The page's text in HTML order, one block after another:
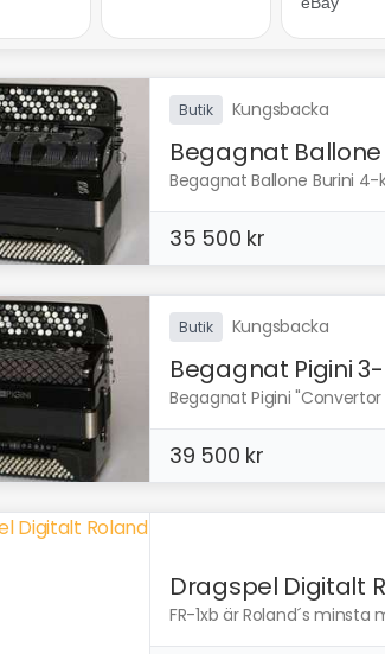
Butik Kungsbacka
Begagnat Ballone
Begagnat Ballone Burini
35 500 kr
Butik Kungsbacka
Begagnat Pigini 3-
Begagnat Pigini
39 500 kr
Dragspel Digitalt
FR-1xb är Roland´s